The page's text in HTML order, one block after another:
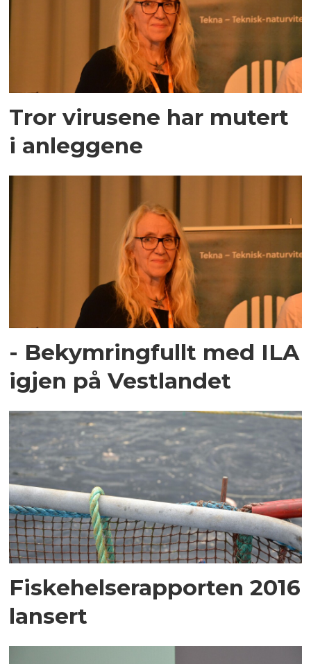
Tror virusene har mutert
i anleggene
- Bekymringfullt med ILA
igjen på Vestlandet
Fiskehelserapporten 2016
lansert